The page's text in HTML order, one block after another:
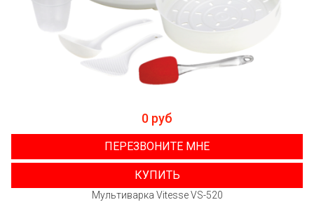
0 руб
ПЕРЕЗВОНИТЕ МНЕ
КУПИТЬ
Мультиварка Vitesse VS-520